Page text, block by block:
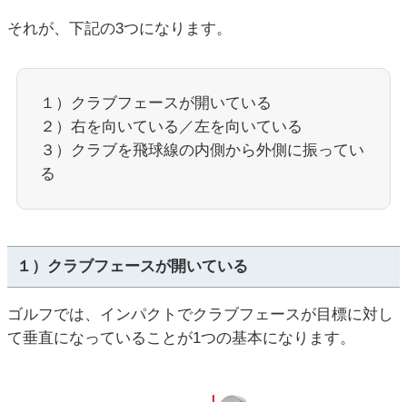
それが、下記の3つになります。
１）クラブフェースが開いている
２）右を向いている／左を向いている
３）クラブを飛球線の内側から外側に振ってい
る
１）クラブフェースが開いている
ゴルフでは、インパクトでクラブフェースが目標に対し
て垂直になっていることが1つの基本になります。